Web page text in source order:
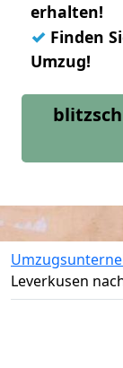
erhalten!
✓ Finden
Umzug!
Leverkusen